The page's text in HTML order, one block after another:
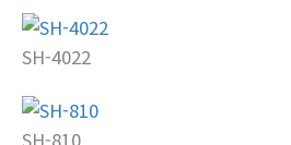
SH-4022
SH-810